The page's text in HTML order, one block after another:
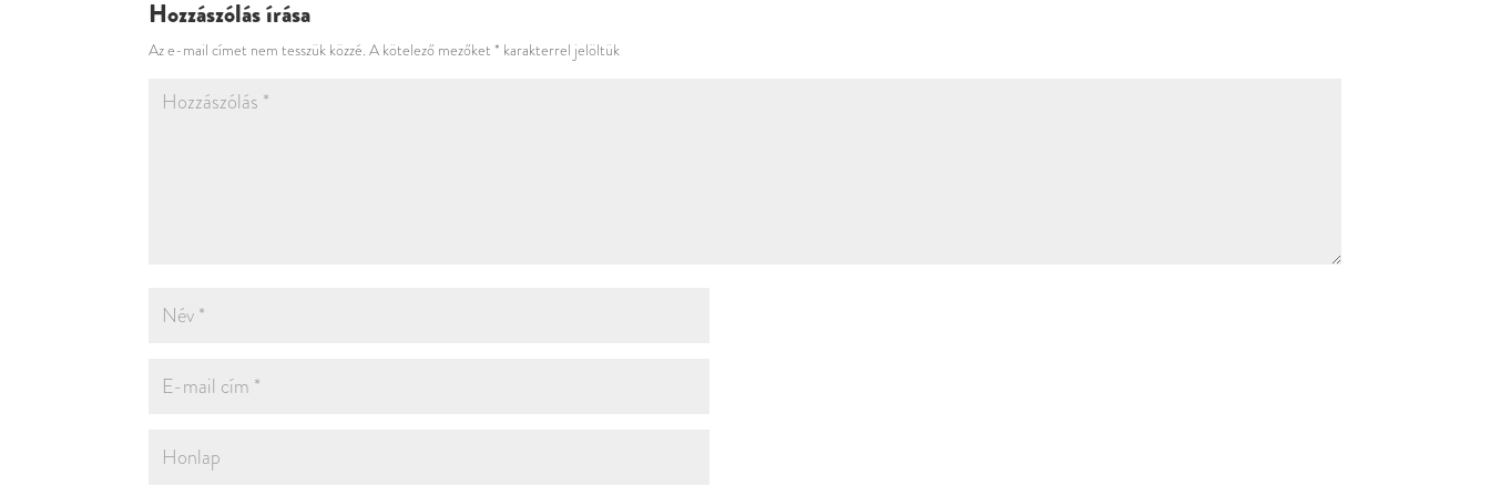
Hozzászólás írása
Az e-mail címet nem tesszük közzé. A kötelező mezőket * karakterrel jelöltük